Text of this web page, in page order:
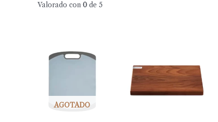
Valorado con0 de 5
AGOTADO